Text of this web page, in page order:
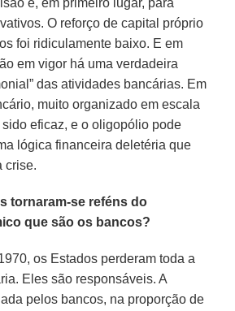
O reforço de capital próprio
foi ridiculamente baixo. E em
em vigor há uma verdadeira
das atividades bancárias. Em
muito organizado em escala
eficaz, e o oligopólio pode
lógica financeira deletéria que
crise.
tornaram-se reféns do
que são os bancos?
os Estados perderam toda a
Eles são responsáveis. A
pelos bancos, na proporção de